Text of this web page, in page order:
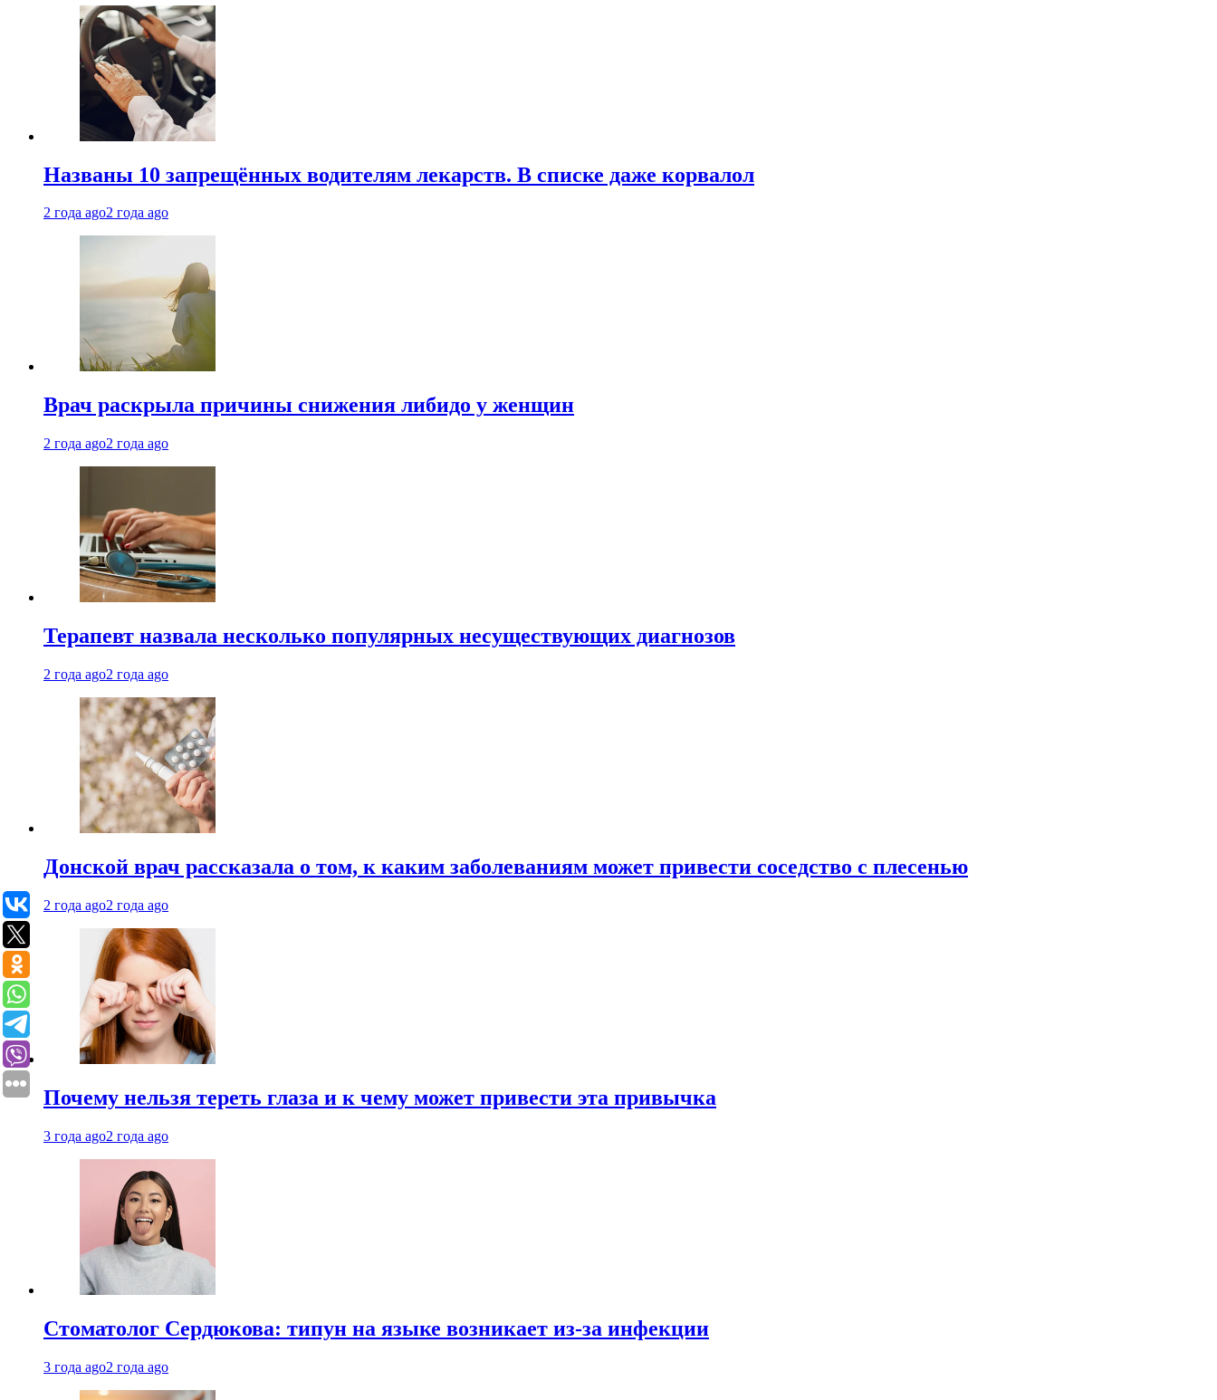
Названы 10 запрещённых водителям лекарств. В списке даже корвалол
2 года ago2 года ago
Врач раскрыла причины снижения либидо у женщин
2 года ago2 года ago
Терапевт назвала несколько популярных несуществующих диагнозов
2 года ago2 года ago
Донской врач рассказала о том, к каким заболеваниям может привести соседство с плесенью
2 года ago2 года ago
Почему нельзя тереть глаза и к чему может привести эта привычка
3 года ago2 года ago
Стоматолог Сердюкова: типун на языке возникает из-за инфекции
3 года ago2 года ago